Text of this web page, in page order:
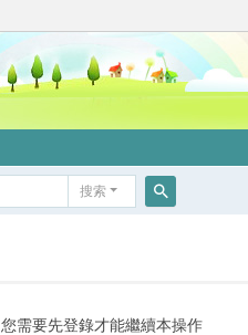
搜索
您需要先登錄才能繼續本操作